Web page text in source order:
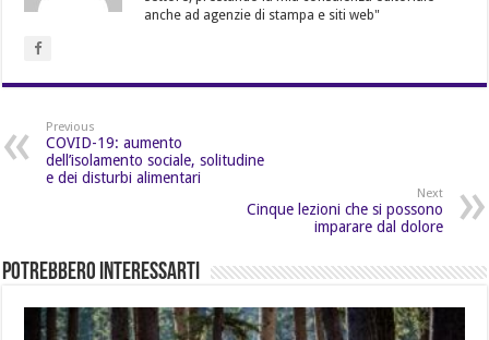
anche ad agenzie di stampa e siti web"
Previous
COVID-19: aumento
dell’isolamento sociale, solitudine
e dei disturbi alimentari
Next
Cinque lezioni che si possono
imparare dal dolore
Potrebbero Interessarti